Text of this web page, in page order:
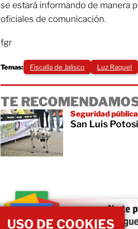
se estará informando de manera
oficiales de comunicación.
fgr
Temas: Fiscalía de Jalisco Luz Raquel
TE
Seguridad pública
San Luis
USO DE COOKIES